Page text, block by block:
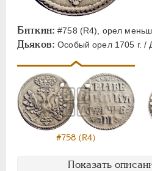
Биткин: #758 (R4), орел
Дьяков: Особый орел 1705 г. /
#758 (R4)
Показать